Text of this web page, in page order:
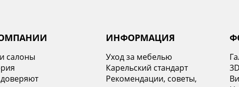
салоны
ИНФОРМАЦИЯ
Уход за мебелью
Карельский стандарт
Рекомендации, советы,